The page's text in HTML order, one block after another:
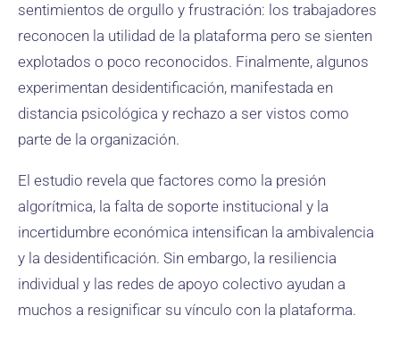
sentimientos de orgullo y frustración: los trabajadores
reconocen la utilidad de la plataforma pero se sienten
explotados o poco reconocidos. Finalmente, algunos
experimentan desidentificación, manifestada en
distancia psicológica y rechazo a ser vistos como
parte de la organización.
El estudio revela que factores como la presión
algorítmica, la falta de soporte institucional y la
incertidumbre económica intensifican la ambivalencia
y la desidentificación. Sin embargo, la resiliencia
individual y las redes de apoyo colectivo ayudan a
muchos a resignificar su vínculo con la plataforma.